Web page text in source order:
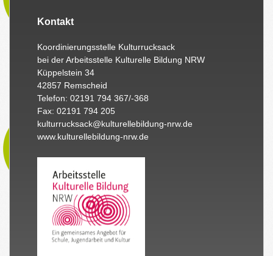
Kontakt
Koordinierungsstelle Kulturrucksack
bei der Arbeitsstelle Kulturelle Bildung NRW
Küppelstein 34
42857 Remscheid
Telefon: 02191 794 367/-368
Fax: 02191 794 205
kulturrucksack@kulturellebildung-nrw.de
www.kulturellebildung-nrw.de